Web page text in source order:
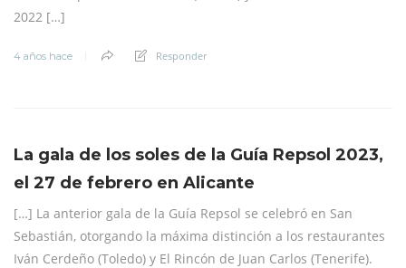
2022 […]
4 años hace Responder
La gala de los soles de la Guía Repsol 2023,
el 27 de febrero en Alicante
[…] La anterior gala de la Guía Repsol se celebró en San
Sebastián, otorgando la máxima distinción a los restaurantes
Iván Cerdeño (Toledo) y El Rincón de Juan Carlos (Tenerife).